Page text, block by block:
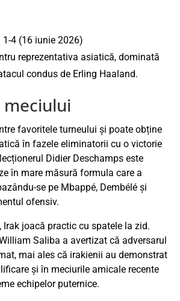
4 (16 iunie 2026)
reprezentativa asiatică, dominată
condus de Erling Haaland.
favoritele turneului și poate obține
în fazele eliminatorii cu o victorie
Didier Deschamps este
în mare măsură formula care a
se pe Mbappé, Dembélé și
ofensiv.
Irak joacă practic cu spatele la zid.
Saliba a avertizat că adversarul
mai ales că irakienii au demonstrat
și în meciurile amicale recente
echipelor puternice.